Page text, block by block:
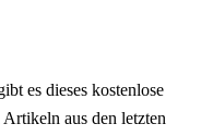
es dieses kostenlose
aus den letzten